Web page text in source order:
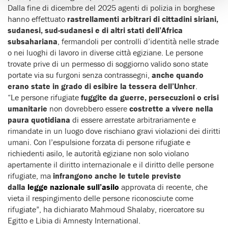
Dalla fine di dicembre del 2025 agenti di polizia in borghese
hanno effettuato rastrellamenti arbitrari di cittadini siriani,
sudanesi, sud-sudanesi e di altri stati dell’Africa
subsahariana , fermandoli per controlli d’identità nelle strade
o nei luoghi di lavoro in diverse città egiziane. Le persone
trovate prive di un permesso di soggiorno valido sono state
portate via su furgoni senza contrassegni, anche quando
erano state in grado di esibire la tessera dell’Unhcr
“Le persone rifugiate fuggite da guerre, persecuzioni o crisi
umanitarie non dovrebbero essere costrette a vivere nella
paura quotidiana di essere arrestate arbitrariamente e
rimandate in un luogo dove rischiano gravi violazioni dei diritti
umani. Con l’espulsione forzata di persone rifugiate e
richiedenti asilo, le autorità egiziane non solo violano
apertamente il diritto internazionale e il diritto delle persone
rifugiate, ma infrangono anche le tutele previste
dalla legge nazionale sull’asilo approvata di recente, che
vieta il respingimento delle persone riconosciute come
rifugiate”, ha dichiarato Mahmoud Shalaby, ricercatore su
Egitto e Libia di Amnesty International.